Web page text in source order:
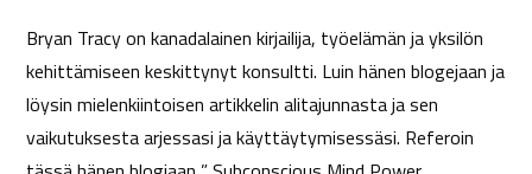
Bryan Tracy on kanadalainen kirjailija, työelämän ja yksilön
kehittämiseen keskittynyt konsultti. Luin hänen blogejaan ja
löysin mielenkiintoisen artikkelin alitajunnasta ja sen
vaikutuksesta arjessasi ja käyttäytymisessäsi. Referoin